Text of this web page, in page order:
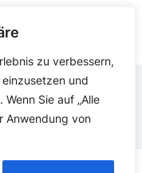
zu verbessern,
und
Sie auf „Alle
Anwendung von
IMPRESSUM